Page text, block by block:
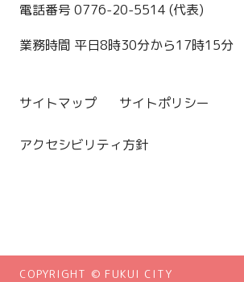
電話番号 0776-20-5514 (代表)
業務時間 平日8時30分から17時15分
サイトマップ サイトポリシー
アクセシビリティ方針
COPYRIGHT © FUKUI CITY